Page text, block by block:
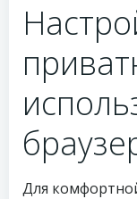
Для